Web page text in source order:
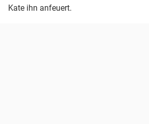
Kate ihn anfeuert.